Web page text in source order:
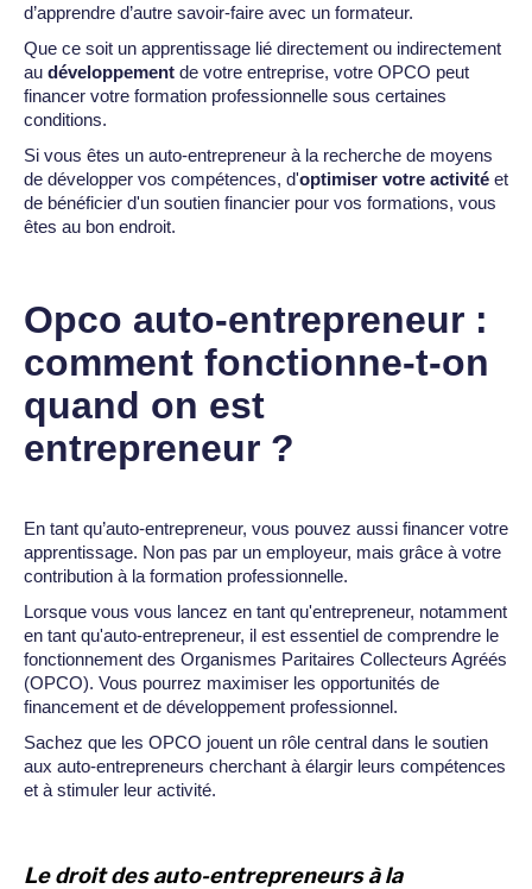
d’apprendre d’autre savoir-faire avec un formateur.
‍Que ce soit un apprentissage lié directement ou indirectement
au développement de votre entreprise, votre OPCO peut
financer votre formation professionnelle sous certaines
conditions.
Si vous êtes un auto-entrepreneur à la recherche de moyens
de développer vos compétences, d'optimiser votre activité et
de bénéficier d'un soutien financier pour vos formations, vous
êtes au bon endroit.
Opco auto-entrepreneur :
comment fonctionne-t-on
quand on est
entrepreneur ?
En tant qu’auto-entrepreneur, vous pouvez aussi financer votre
apprentissage. Non pas par un employeur, mais grâce à votre
contribution à la formation professionnelle.
Lorsque vous vous lancez en tant qu'entrepreneur, notamment
en tant qu'auto-entrepreneur, il est essentiel de comprendre le
fonctionnement des Organismes Paritaires Collecteurs Agréés
(OPCO). Vous pourrez maximiser les opportunités de
financement et de développement professionnel.
Sachez que les OPCO jouent un rôle central dans le soutien
aux auto-entrepreneurs cherchant à élargir leurs compétences
et à stimuler leur activité.
Le droit des auto-entrepreneurs à la